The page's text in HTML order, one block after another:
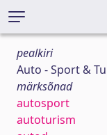
pealkiri
Auto - Sport &
märksõnad
autosport
autoturism